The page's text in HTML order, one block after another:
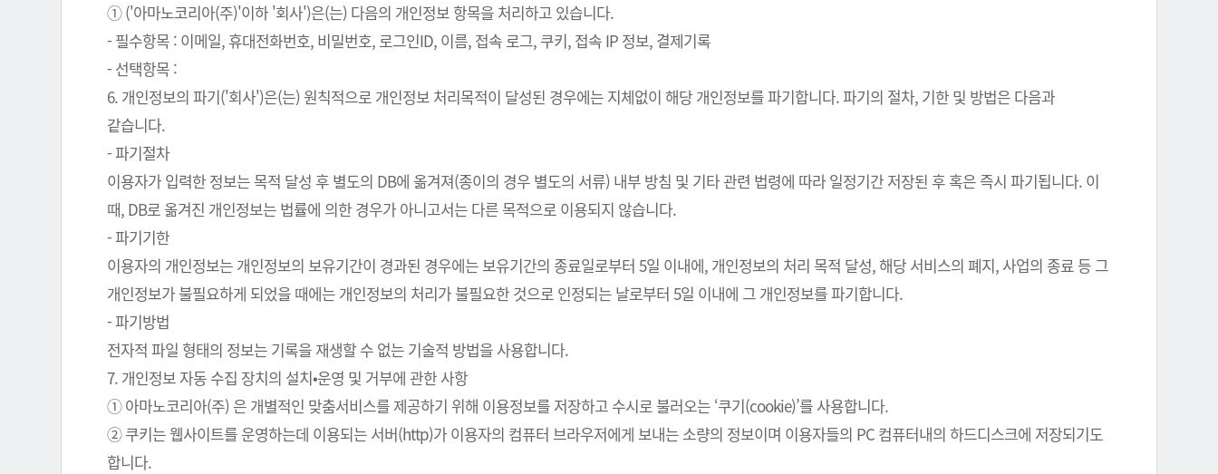
① ('아마노코리아(주)'이하 '회사')은(는) 다음의 개인정보 항목을 처리하고 있습니다.
- 필수항목 : 이메일, 휴대전화번호, 비밀번호, 로그인ID, 이름, 접속 로그, 쿠키, 접속 IP 정보, 결제기록
- 선택항목 :
6. 개인정보의 파기('회사')은(는) 원칙적으로 개인정보 처리목적이 달성된 경우에는 지체없이 해당 개인정보를 파기합니다. 파기의 절차, 기한 및 방법은 다음과
같습니다.
- 파기절차
이용자가 입력한 정보는 목적 달성 후 별도의 DB에 옮겨져(종이의 경우 별도의 서류) 내부 방침 및 기타 관련 법령에 따라 일정기간 저장된 후 혹은 즉시 파기됩니다. 이
때, DB로 옮겨진 개인정보는 법률에 의한 경우가 아니고서는 다른 목적으로 이용되지 않습니다.
- 파기기한
이용자의 개인정보는 개인정보의 보유기간이 경과된 경우에는 보유기간의 종료일로부터 5일 이내에, 개인정보의 처리 목적 달성, 해당 서비스의 폐지, 사업의 종료 등 그
개인정보가 불필요하게 되었을 때에는 개인정보의 처리가 불필요한 것으로 인정되는 날로부터 5일 이내에 그 개인정보를 파기합니다.
- 파기방법
전자적 파일 형태의 정보는 기록을 재생할 수 없는 기술적 방법을 사용합니다.
7. 개인정보 자동 수집 장치의 설치•운영 및 거부에 관한 사항
① 아마노코리아(주) 은 개별적인 맞춤서비스를 제공하기 위해 이용정보를 저장하고 수시로 불러오는 ‘쿠기(cookie)’를 사용합니다.
② 쿠키는 웹사이트를 운영하는데 이용되는 서버(http)가 이용자의 컴퓨터 브라우저에게 보내는 소량의 정보이며 이용자들의 PC 컴퓨터내의 하드디스크에 저장되기도
합니다.